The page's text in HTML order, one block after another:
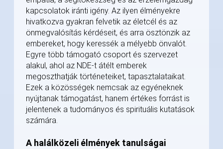
kapcsolatok iránti igény. Az ilyen élményekre
hivatkozva gyakran felvetik az életcél és az
önmegvalósítás kérdéseit, és arra ösztönzik az
embereket, hogy keressék a mélyebb önvalót.
Egyre több támogató csoport és szervezet
alakul, ahol az NDE-t átélt emberek
megoszthatják történeteiket, tapasztalataikat.
Ezek a közösségek nemcsak az egyéneknek
nyújtanak támogatást, hanem értékes forrást is
jelentenek a tudományos és spirituális kutatások
számára.
A halálközeli élmények tanulságai